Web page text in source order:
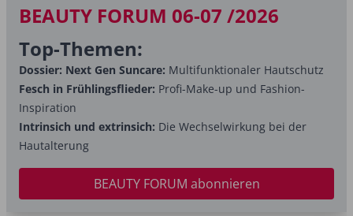
BEAUTY FORUM 06-07 /2026
Top-Themen:
Dossier: Next Gen Suncare: Multifunktionaler Hautschutz
Fesch in Frühlingsflieder: Profi-Make-up und Fashion-
Inspiration
Intrinsich und extrinsich: Die Wechselwirkung bei der
Hautalterung
BEAUTY FORUM abonnieren